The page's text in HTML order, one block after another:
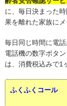
に、毎日決まった
果を離れた家族にメ
毎日同じ時間に電
電話機の数字ボタ
は、消費税込みで1
ふくふくコール